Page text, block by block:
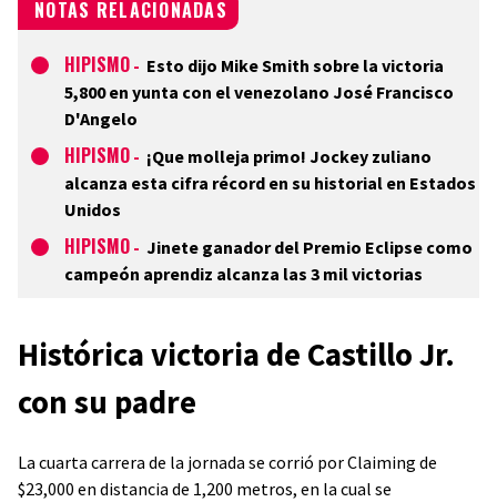
NOTAS RELACIONADAS
HIPISMO - Esto dijo Mike Smith sobre la victoria
5,800 en yunta con el venezolano José Francisco
D'Angelo
HIPISMO - ¡Que molleja primo! Jockey zuliano
alcanza esta cifra récord en su historial en Estados
Unidos
HIPISMO - Jinete ganador del Premio Eclipse como
campeón aprendiz alcanza las 3 mil victorias
Histórica victoria de Castillo Jr.
con su padre
La cuarta carrera de la jornada se corrió por Claiming de
$23,000 en distancia de 1,200 metros, en la cual se